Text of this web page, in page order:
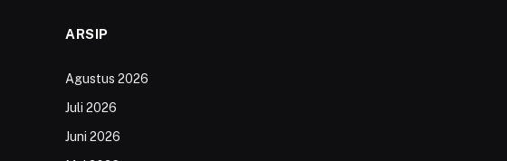
ARSIP
Agustus 2026
Juli 2026
Juni 2026